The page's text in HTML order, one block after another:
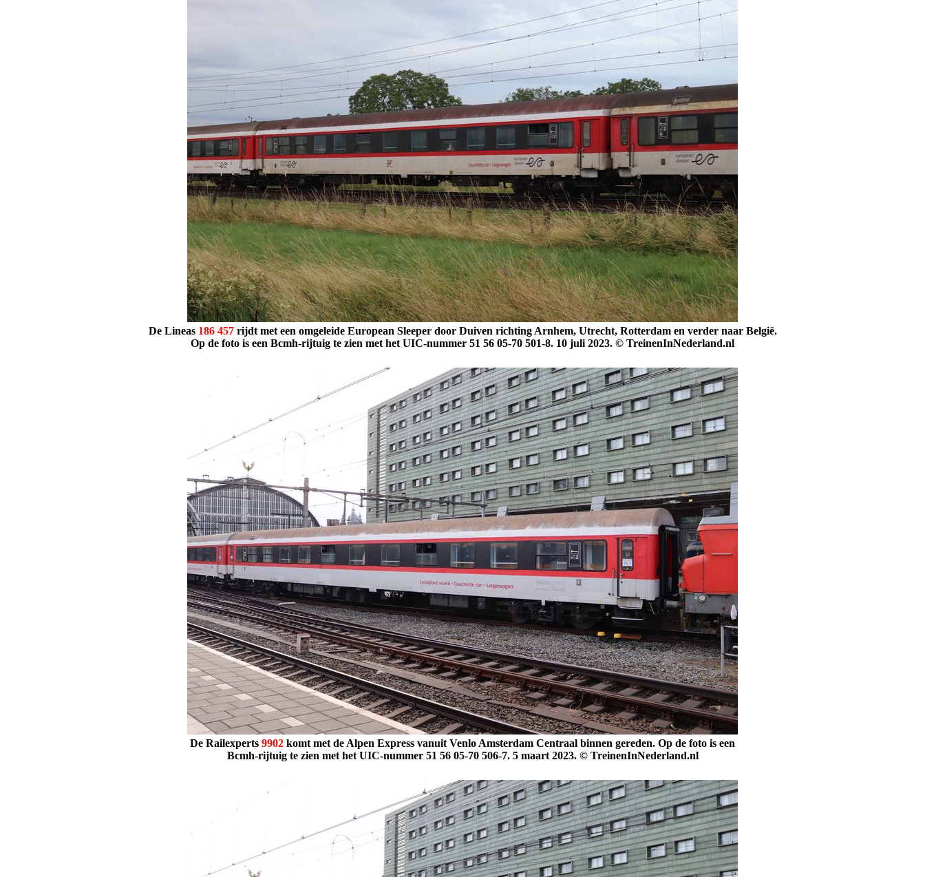
De Lineas 186 457rijdt met een omgeleide European Sleeper door Duiven richting Arnhem, Utrecht, Rotterdam en verder naar België.
Op de foto is een Bcmh-rijtuig te zien met het UIC-nummer 51 56 05-70 501-8. 10 juli 2023. © TreinenInNederland.nl
De Railexperts 9902 komt met de Alpen Express vanuit Venlo Amsterdam Centraal binnen gereden. Op de foto is een
Bcmh-rijtuig te zien met het UIC-nummer 51 56 05-70 506-7. 5 maart 2023. © TreinenInNederland.nl